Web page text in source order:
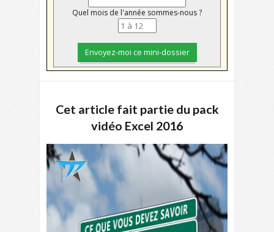
Quel mois de l'année sommes-nous ?
Cet article fait partie du pack
vidéo Excel 2016